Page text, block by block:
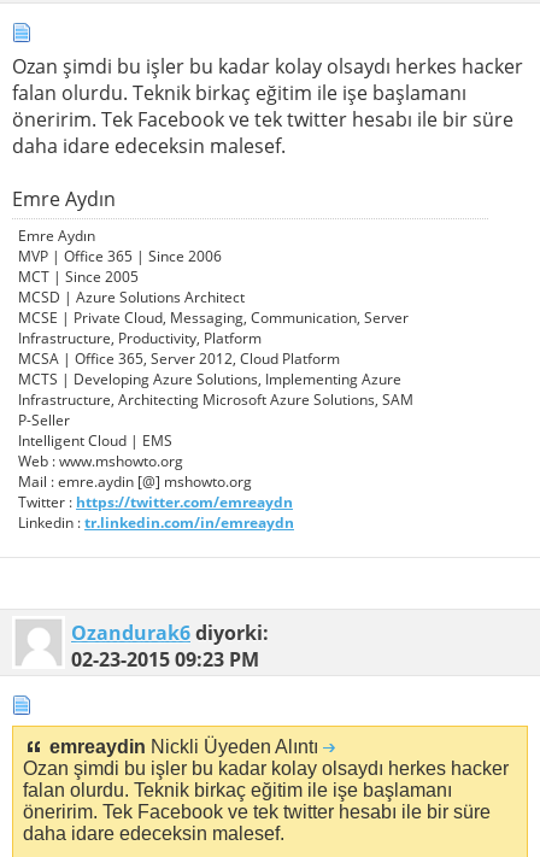
Ozan şimdi bu işler bu kadar kolay olsaydı herkes hacker
falan olurdu. Teknik birkaç eğitim ile işe başlamanı
öneririm. Tek Facebook ve tek twitter hesabı ile bir süre
daha idare edeceksin malesef.
Emre Aydın
Emre Aydın
MVP | Office 365 | Since 2006
MCT | Since 2005
MCSD | Azure Solutions Architect
MCSE | Private Cloud, Messaging, Communication, Server
Infrastructure, Productivity, Platform
MCSA | Office 365, Server 2012, Cloud Platform
MCTS | Developing Azure Solutions, Implementing Azure
Infrastructure, Architecting Microsoft Azure Solutions, SAM
P-Seller
Intelligent Cloud | EMS
Web : www.mshowto.org
Mail : emre.aydin [@] mshowto.org
Twitter : https://twitter.com/emreaydn
Linkedin :tr.linkedin.com/in/emreaydn
Ozandurak6diyorki:
02-23-201509:23 PM
emreaydin Nickli Üyeden Alıntı
Ozan şimdi bu işler bu kadar kolay olsaydı herkes hacker
falan olurdu. Teknik birkaç eğitim ile işe başlamanı
öneririm. Tek Facebook ve tek twitter hesabı ile bir süre
daha idare edeceksin malesef.